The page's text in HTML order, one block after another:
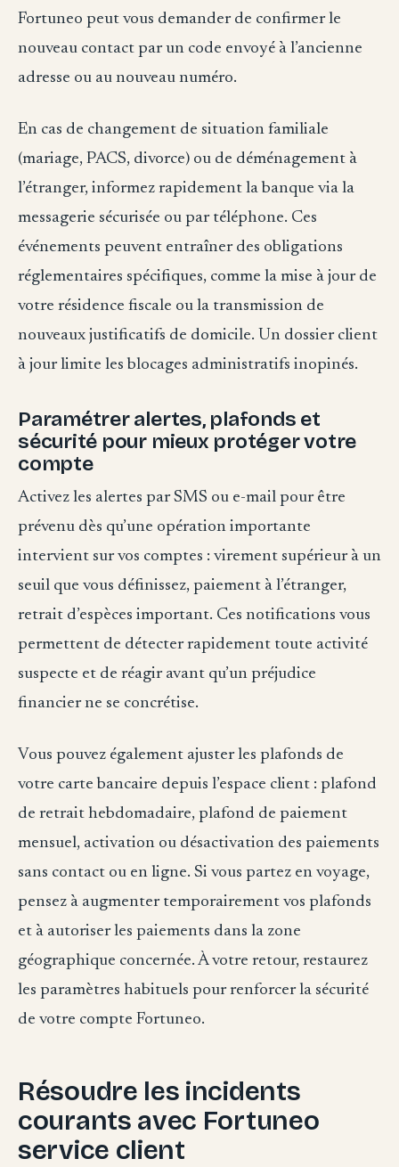
Fortuneo peut vous demander de confirmer le
nouveau contact par un code envoyé à l’ancienne
adresse ou au nouveau numéro.
En cas de changement de situation familiale
(mariage, PACS, divorce) ou de déménagement à
l’étranger, informez rapidement la banque via la
messagerie sécurisée ou par téléphone. Ces
événements peuvent entraîner des obligations
réglementaires spécifiques, comme la mise à jour de
votre résidence fiscale ou la transmission de
nouveaux justificatifs de domicile. Un dossier client
à jour limite les blocages administratifs inopinés.
Paramétrer alertes, plafonds et
sécurité pour mieux protéger votre
compte
Activez les alertes par SMS ou e-mail pour être
prévenu dès qu’une opération importante
intervient sur vos comptes : virement supérieur à un
seuil que vous définissez, paiement à l’étranger,
retrait d’espèces important. Ces notifications vous
permettent de détecter rapidement toute activité
suspecte et de réagir avant qu’un préjudice
financier ne se concrétise.
Vous pouvez également ajuster les plafonds de
votre carte bancaire depuis l’espace client : plafond
de retrait hebdomadaire, plafond de paiement
mensuel, activation ou désactivation des paiements
sans contact ou en ligne. Si vous partez en voyage,
pensez à augmenter temporairement vos plafonds
et à autoriser les paiements dans la zone
géographique concernée. À votre retour, restaurez
les paramètres habituels pour renforcer la sécurité
de votre compte Fortuneo.
Résoudre les incidents
courants avec Fortuneo
service client